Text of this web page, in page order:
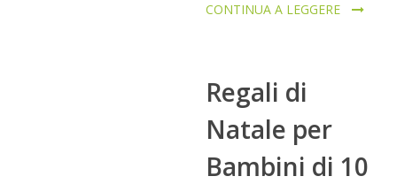
CONTINUA A LEGGERE
Regali di
Natale per
Bambini di 10